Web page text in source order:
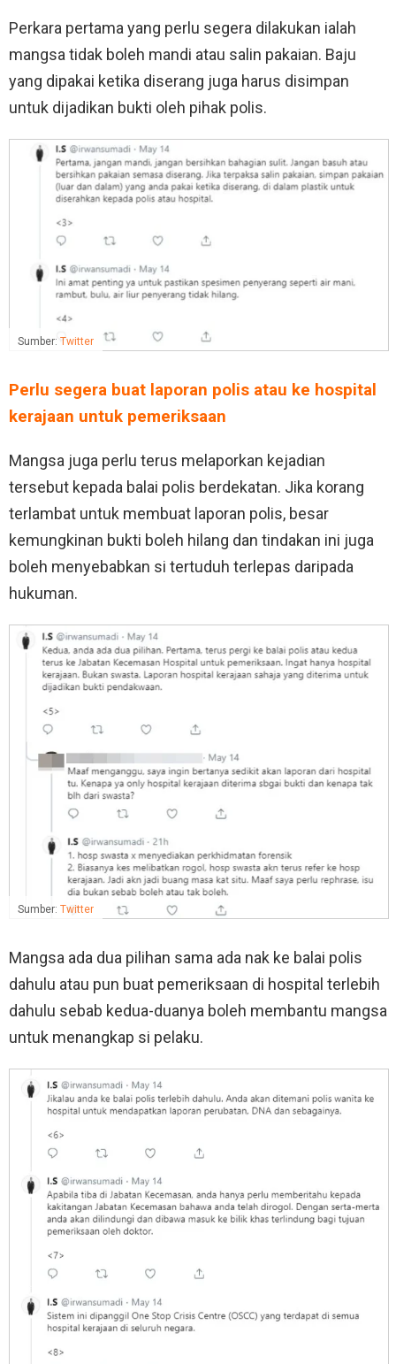
Perkara pertama yang perlu segera dilakukan ialah
mangsa tidak boleh mandi atau salin pakaian. Baju
yang dipakai ketika diserang juga harus disimpan
untuk dijadikan bukti oleh pihak polis.
Sumber: Twitter
Perlu segera buat laporan polis atau ke hospital
kerajaan untuk pemeriksaan
Mangsa juga perlu terus melaporkan kejadian
tersebut kepada balai polis berdekatan. Jika korang
terlambat untuk membuat laporan polis, besar
kemungkinan bukti boleh hilang dan tindakan ini juga
boleh menyebabkan si tertuduh terlepas daripada
hukuman.
Sumber: Twitter
Mangsa ada dua pilihan sama ada nak ke balai polis
dahulu atau pun buat pemeriksaan di hospital terlebih
dahulu sebab kedua-duanya boleh membantu mangsa
untuk menangkap si pelaku.